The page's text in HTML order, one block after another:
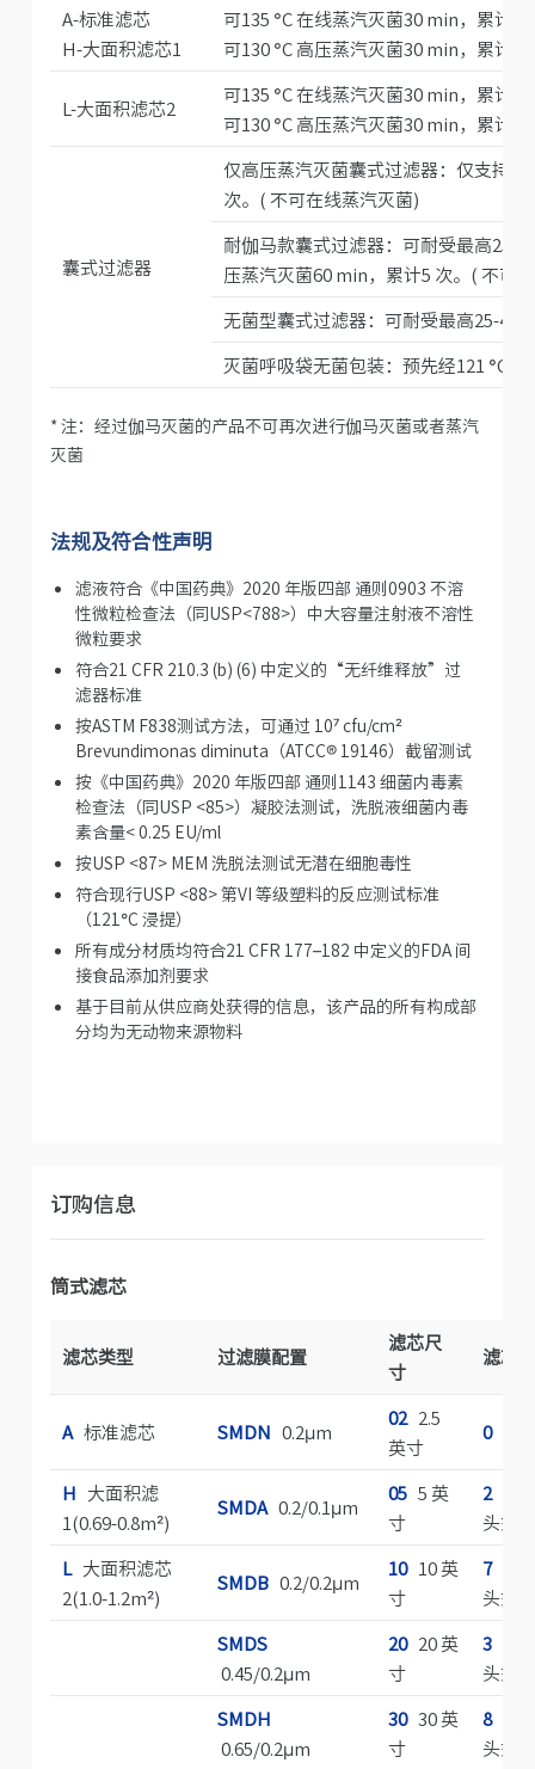
A-标准滤芯
H-大面积滤芯1
可135 °C 在线蒸汽灭菌30 min，累计
可130 °C 高压蒸汽灭菌30 min，累计50
L-大面积滤芯2
可135 °C 在线蒸汽灭菌30 min，累计
可130 °C 高压蒸汽灭菌30 min，累计30
囊式过滤器
仅高压蒸汽灭菌囊式过滤器：仅支持
次。( 不可在线蒸汽灭菌)
耐伽马款囊式过滤器：可耐受最高25-
压蒸汽灭菌60 min，累计5 次。( 不可
无菌型囊式过滤器：可耐受最高25-45
灭菌呼吸袋无菌包装：预先经121 °C
* 注：经过伽马灭菌的产品不可再次进行伽马灭菌或者蒸汽
灭菌
法规及符合性声明
滤液符合《中国药典》2020 年版四部 通则0903 不溶
性微粒检查法（同USP<788>）中大容量注射液不溶性
微粒要求
符合21 CFR 210.3 (b) (6) 中定义的“无纤维释放”过
滤器标准
按ASTM F838测试方法，可通过 10⁷ cfu/cm²
Brevundimonas diminuta（ATCC® 19146）截留测试
按《中国药典》2020 年版四部 通则1143 细菌内毒素
检查法（同USP <85>）凝胶法测试，洗脱液细菌内毒
素含量< 0.25 EU/ml
按USP <87> MEM 洗脱法测试无潜在细胞毒性
符合现行USP <88> 第VI 等级塑料的反应测试标准
（121°C 浸提）
所有成分材质均符合21 CFR 177–182 中定义的FDA 间
接食品添加剂要求
基于目前从供应商处获得的信息，该产品的所有构成部
分均为无动物来源物料
订购信息
筒式滤芯
滤芯类型 过滤膜配置
滤芯尺
寸
滤芯
A标准滤芯 SMDN 0.2μm
022.5
英寸
0平
H 大面积滤
1(0.69-0.8m²)
SMDA0.2/0.1μm
055 英
寸
2226
头式
L大面积滤芯
2(1.0-1.2m²)
SMDB0.2/0.2μm
1010 英
寸
7226
头式
SMDS
0.45/0.2μm
2020 英
寸
3222
头式
SMDH
0.65/0.2μm
3030 英
寸
8222
头式